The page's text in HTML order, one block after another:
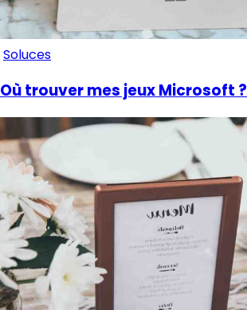
Soluces
Où trouver mes jeux Microsoft ?